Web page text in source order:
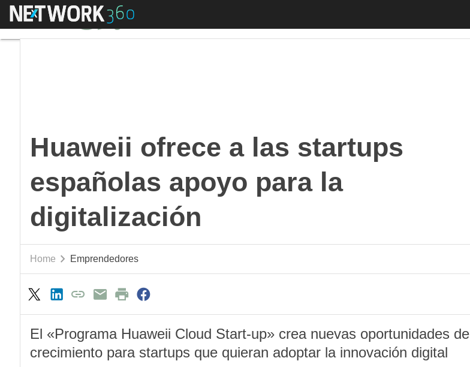
Menú
Huaweii ofrece a las startups
españolas apoyo para la
digitalización
Home Emprendedores
El «Programa Huaweii Cloud Start-up» crea nuevas oportunidades de
crecimiento para startups que quieran adoptar la innovación digital